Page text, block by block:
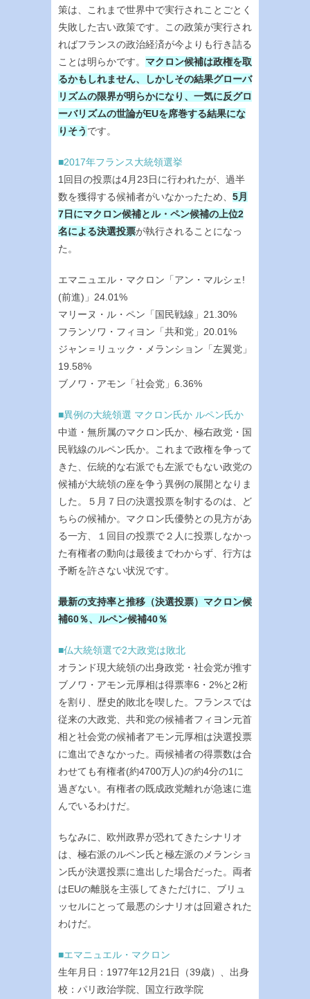
策は、これまで世界中で実行されことごとく
失敗した古い政策です。この政策が実行され
ればフランスの政治経済が今よりも行き詰る
ことは明らかです。 マクロン候補は政権を取
るかもしれません、しかしその結果グローバ
リズムの限界が明らかになり、一気に反グロ
ーバリズムの世論がEUを席巻する結果にな
りそう です。
■2017年フランス大統領選挙
1回目の投票は4月23日に行われたが、過半
数を獲得する候補者がいなかったため、 5月
7日にマクロン候補とル・ペン候補の上位2
名による決選投票が執行されることになっ
た。
エマニュエル・マクロン「アン・マルシェ!
(前進)」24.01%
マリーヌ・ル・ペン「国民戦線」21.30%
フランソワ・フィヨン「共和党」20.01%
ジャン＝リュック・メランション「左翼党」
19.58%
ブノワ・アモン「社会党」6.36%
■異例の大統領選 マクロン氏か ルペン氏か
中道・無所属のマクロン氏か、極右政党・国
民戦線のルペン氏か。これまで政権を争って
きた、伝統的な右派でも左派でもない政党の
候補が大統領の座を争う異例の展開となりま
した。５月７日の決選投票を制するのは、ど
ちらの候補か。マクロン氏優勢との見方があ
る一方、１回目の投票で２人に投票しなかっ
た有権者の動向は最後までわからず、行方は
予断を許さない状況です。
最新の支持率と推移（決選投票）マクロン候
補60％、ルペン候補40％
■仏大統領選で2大政党は敗北
オランド現大統領の出身政党・社会党が推す
ブノワ・アモン元厚相は得票率6・2%と2桁
を割り、歴史的敗北を喫した。フランスでは
従来の大政党、共和党の候補者フィヨン元首
相と社会党の候補者アモン元厚相は決選投票
に進出できなかった。両候補者の得票数は合
わせても有権者(約4700万人)の約4分の1に
過ぎない。有権者の既成政党離れが急速に進
んでいるわけだ。
ちなみに、欧州政界が恐れてきたシナリオ
は、極右派のルペン氏と極左派のメランショ
ン氏が決選投票に進出した場合だった。両者
はEUの離脱を主張してきただけに、ブリュ
ッセルにとって最悪のシナリオは回避された
わけだ。
■エマニュエル・マクロン
生年月日：1977年12月21日（39歳）、出身
校：パリ政治学院、国立行政学院